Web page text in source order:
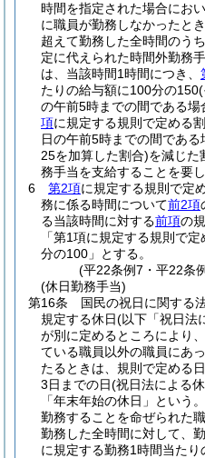
時間を指定された場合にお
に職員が勤務しなかったとき
超えて勤務した全時間のう
定に代えられた時間外勤務
は、当該時間1時間につき、
たりの給与額に100分の150(
の午前5時までの間である
項に規定する規則で定める
日の午前5時までの間であ
25を加算した割合)を減じた
務手当を支給することを要し
6
第2項に規定する規則で定
務に係る時間について前2項
る当該時間に対する前項の
「第1項に規定する規則で
分の100」とする。
(平22条例7・平22条
(休日勤務手当)
第16条
国民の祝日に関する
規定する休日(以下「祝日法
が別に定めるところにより
ている職員以外の職員にあ
たるときは、規則で定める
3日までの日(祝日法による休
「年末年始の休日」という
勤務することを命ぜられた
勤務した全時間に対して、
に規定する勤務1時間当た